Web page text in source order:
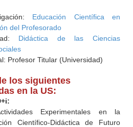
Educación Científica en
del Profesorado
Didáctica de las Ciencias
Profesor Titular (Universidad)
los siguientes
en la US:
Experimentales en la
Científico-Didáctica de Futuro